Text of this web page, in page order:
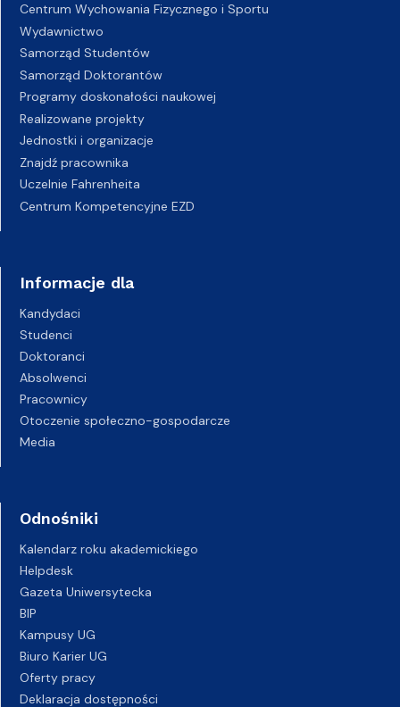
Centrum Wychowania Fizycznego i Sportu
Wydawnictwo
Samorząd Studentów
Samorząd Doktorantów
Programy doskonałości naukowej
Realizowane projekty
Jednostki i organizacje
Znajdź pracownika
Uczelnie Fahrenheita
Centrum Kompetencyjne EZD
Informacje dla
Kandydaci
Studenci
Doktoranci
Absolwenci
Pracownicy
Otoczenie społeczno-gospodarcze
Media
Odnośniki
Kalendarz roku akademickiego
Helpdesk
Gazeta Uniwersytecka
BIP
Kampusy UG
Biuro Karier UG
Oferty pracy
Deklaracja dostępności